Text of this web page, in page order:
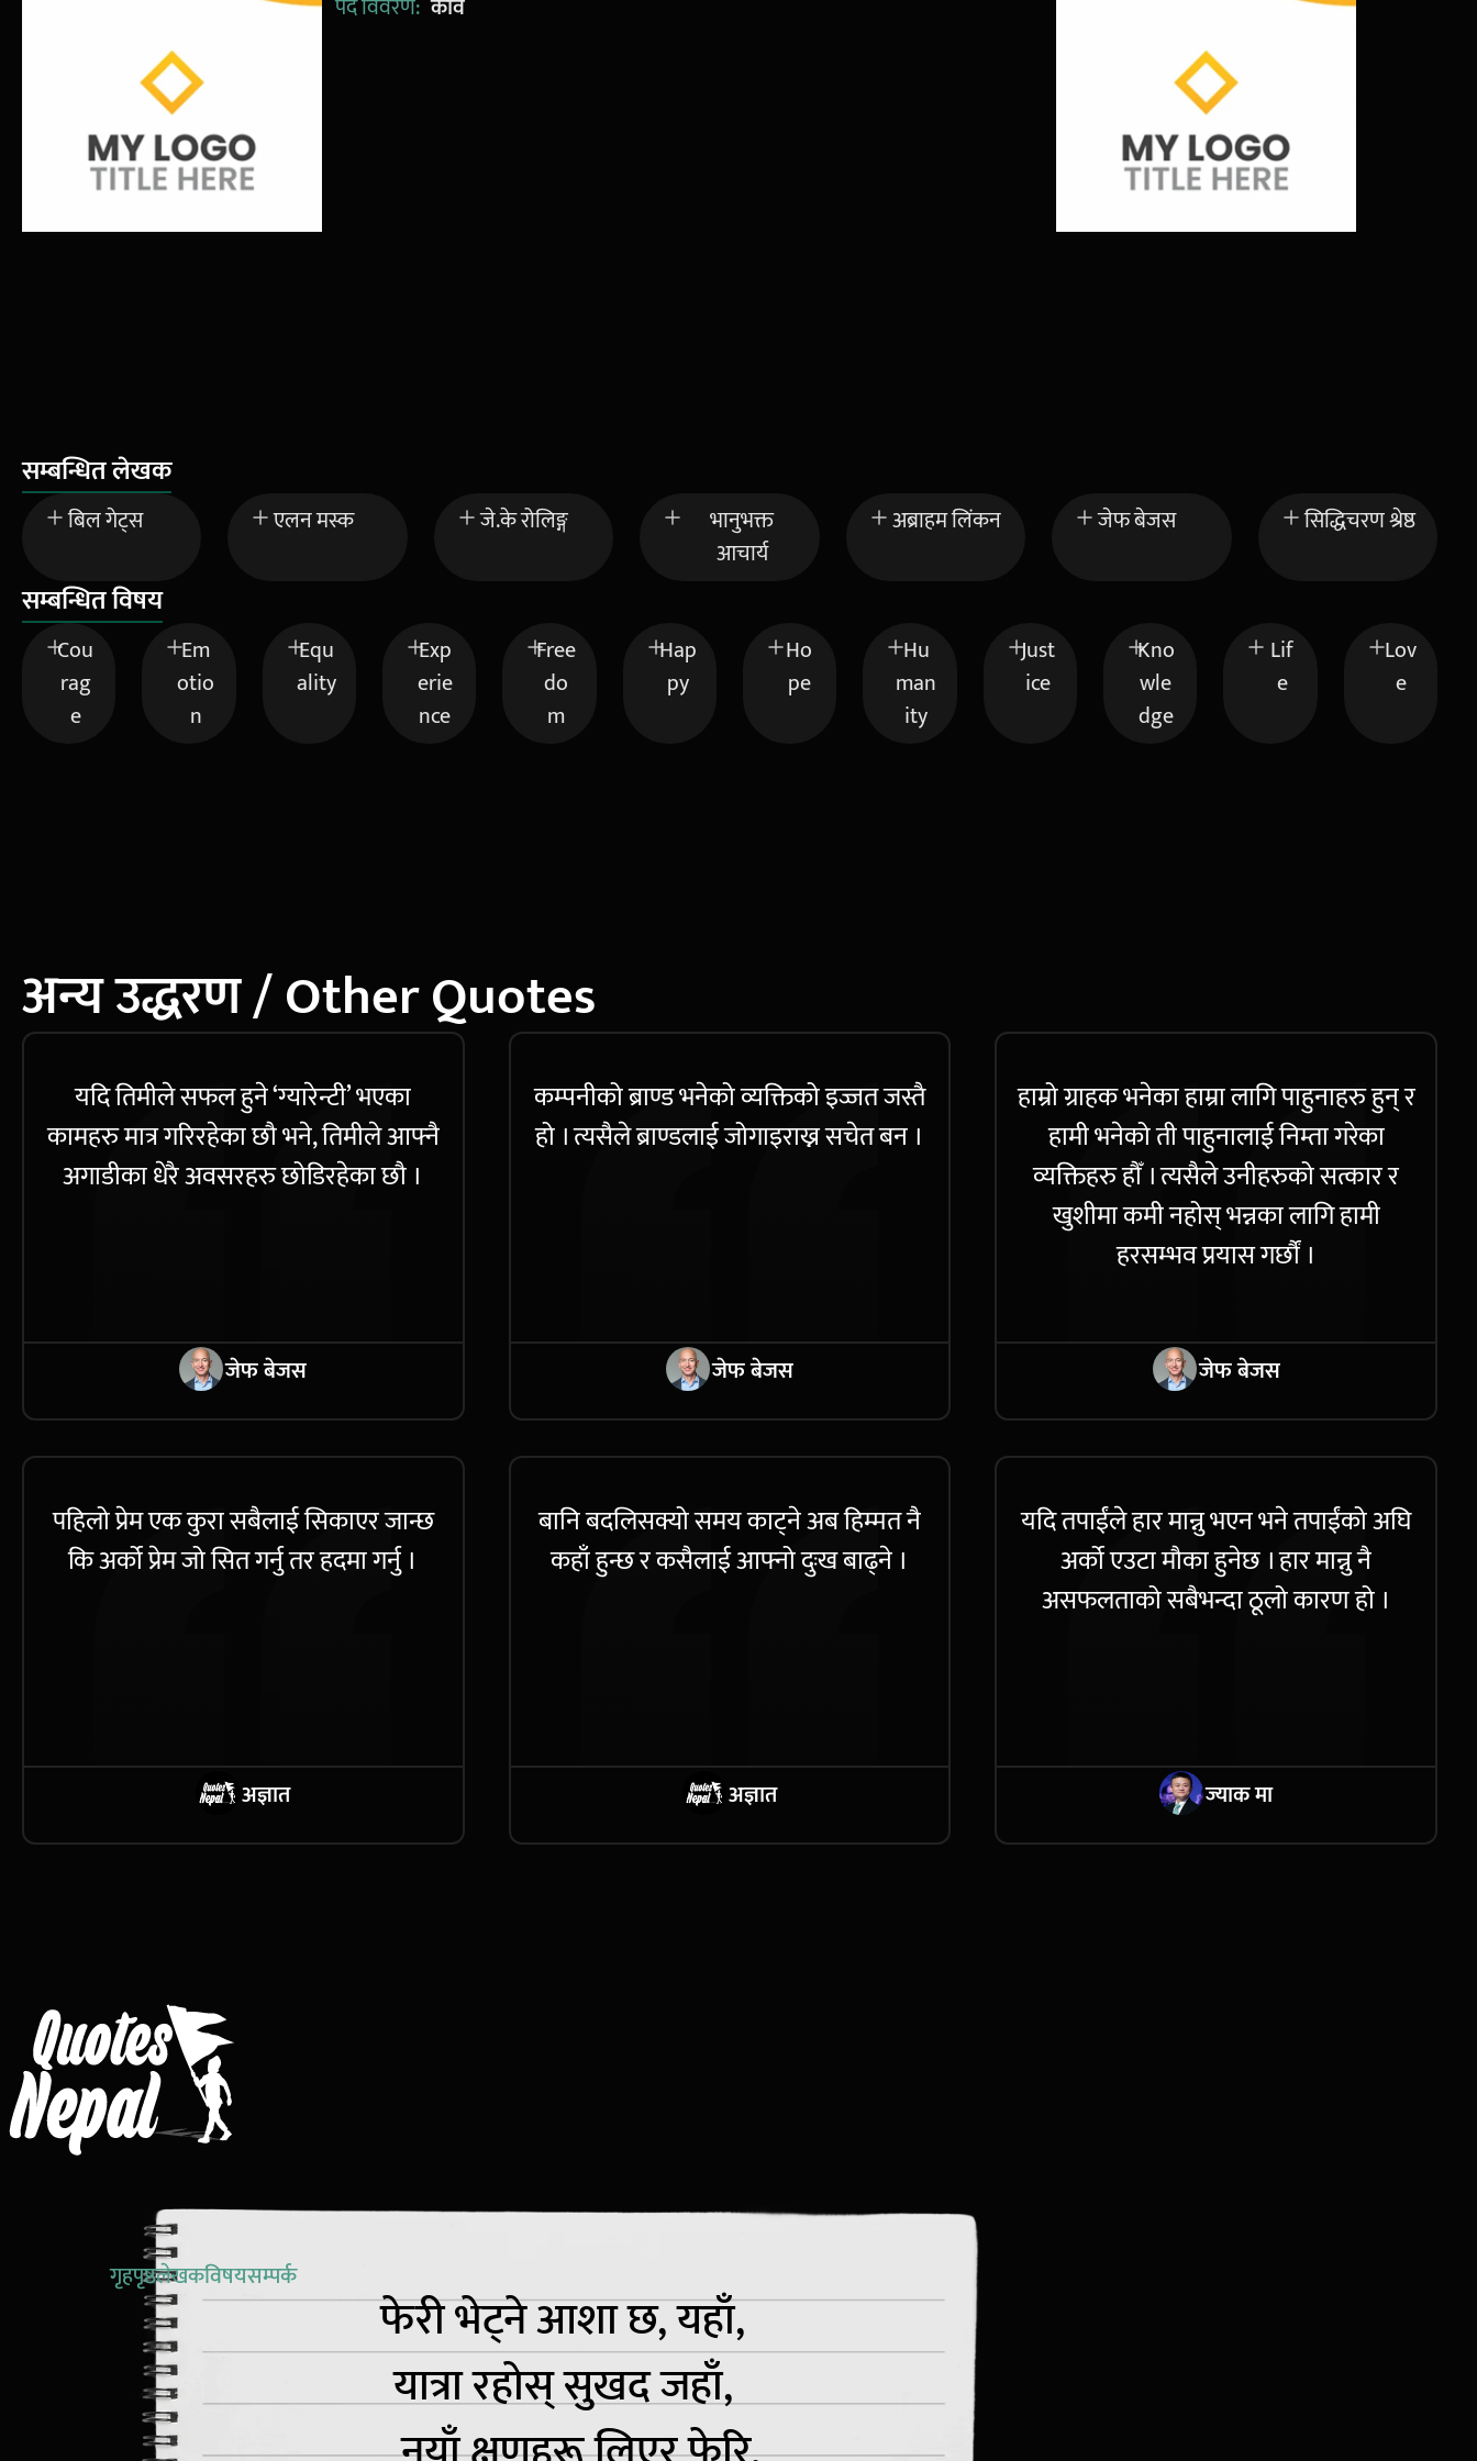
पद विवरण: कवि
सम्बन्धित लेखक
बिल गेट्स एलन मस्क जे.के रोलिङ्ग
भानुभक्त
आचार्य
अब्राहम लिंकन जेफ बेजस सिद्धिचरण श्रेष्ठ
सम्बन्धित विषय
Cou
rag
e
Em
otio
n
Equ
ality
Exp
erie
nce
Free
do
m
Hap
py
Ho
pe
Hu
man
ity
Just
ice
Kno
wle
dge
Lif
e
Lov
e
अन्य उद्धरण / Other Quotes
यदि तिमीले सफल हुने ‘ग्यारेन्टी’ भएका
कामहरु मात्र गरिरहेका छौ भने, तिमीले आफ्नै
अगाडीका धेरै अवसरहरु छोडिरहेका छौ ।
जेफ बेजस
कम्पनीको ब्राण्ड भनेको व्यक्तिको इज्जत जस्तै
हो । त्यसैले ब्राण्डलाई जोगाइराख्न सचेत बन ।
जेफ बेजस
हाम्रो ग्राहक भनेका हाम्रा लागि पाहुनाहरु हुन् र
हामी भनेको ती पाहुनालाई निम्ता गरेका
व्यक्तिहरु हौँ । त्यसैले उनीहरुको सत्कार र
खुशीमा कमी नहोस् भन्नका लागि हामी
हरसम्भव प्रयास गर्छौं ।
जेफ बेजस
पहिलो प्रेम एक कुरा सबैलाई सिकाएर जान्छ
कि अर्को प्रेम जो सित गर्नु तर हदमा गर्नु ।
अज्ञात
बानि बदलिसक्यो समय काट्ने अब हिम्मत नै
कहाँ हुन्छ र कसैलाई आफ्नो दुःख बाढ्ने ।
अज्ञात
यदि तपाईंले हार मान्नु भएन भने तपाईंको अघि
अर्को एउटा मौका हुनेछ । हार मान्नु नै
असफलताको सबैभन्दा ठूलो कारण हो ।
ज्याक मा
गृहपृष्ठलेखकविषयसम्पर्क
फेरी भेट्ने आशा छ, यहाँ,
यात्रा रहोस् सुखद जहाँ,